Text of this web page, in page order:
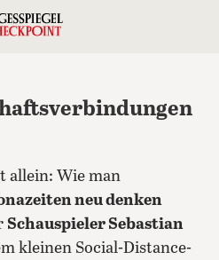
allein: Wie man
neu denken
Schauspieler Sebastian
kleinen Social-Distance-